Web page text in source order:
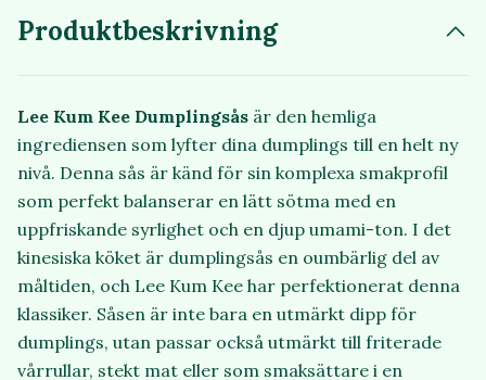
Produktbeskrivning
Lee Kum Kee Dumplingsås är den hemliga
ingrediensen som lyfter dina dumplings till en helt ny
nivå. Denna sås är känd för sin komplexa smakprofil
som perfekt balanserar en lätt sötma med en
uppfriskande syrlighet och en djup umami-ton. I det
kinesiska köket är dumplingsås en oumbärlig del av
måltiden, och Lee Kum Kee har perfektionerat denna
klassiker. Såsen är inte bara en utmärkt dipp för
dumplings, utan passar också utmärkt till friterade
vårrullar, stekt mat eller som smaksättare i en